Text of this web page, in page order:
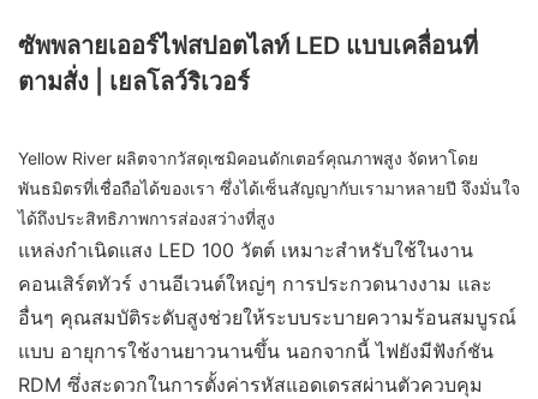
ซัพพลายเออร์ไฟสปอตไลท์ LED แบบเคลื่อนที่
ตามสั่ง | เยลโลว์ริเวอร์
Yellow River ผลิตจากวัสดุเซมิคอนดักเตอร์คุณภาพสูง จัดหาโดย
พันธมิตรที่เชื่อถือได้ของเรา ซึ่งได้เซ็นสัญญากับเรามาหลายปี จึงมั่นใจ
ได้ถึงประสิทธิภาพการส่องสว่างที่สูง
แหล่งกำเนิดแสง LED 100 วัตต์ เหมาะสำหรับใช้ในงาน
คอนเสิร์ตทัวร์ งานอีเวนต์ใหญ่ๆ การประกวดนางงาม และ
อื่นๆ คุณสมบัติระดับสูงช่วยให้ระบบระบายความร้อนสมบูรณ์
แบบ อายุการใช้งานยาวนานขึ้น นอกจากนี้ ไฟยังมีฟังก์ชัน
RDM ซึ่งสะดวกในการตั้งค่ารหัสแอดเดรสผ่านตัวควบคุม